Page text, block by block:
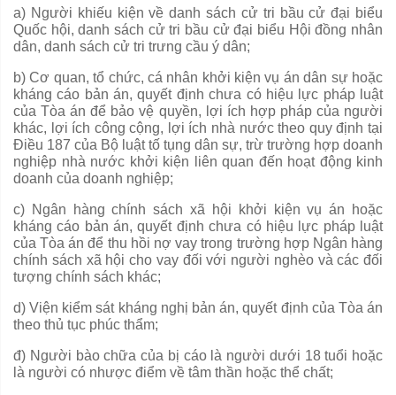
a) Người khiếu kiện về danh sách cử tri bầu cử đại biểu
Quốc hội, danh sách cửtri bầu cử đại biểu Hội đồng nhân
dân, danh sách cử tri trưng cầu ý dân;
b) Cơ quan, tổ chức, cá nhân khởi kiện vụ án dân sự hoặc
kháng cáo bản án,quyết định chưa có hiệu lực pháp luật
của Tòa án để bảo vệ quyền, ợi ích hợp pháp củangười
khác, lợi ích công cộng, lợi ích nhà nước theo quy định tại
Điều 187 của Bộ luật tố tụng dân sự, trừ trường hợp doanh
nghiệp nhà nước khởi kiện liên quan đến hoạt động kinh
doanh của doanh nghiệp;
c) Ngân hàng chính sách xã hội khởi kiện vụ án hoặc
kháng cáo bản án, quyết định chưa có hiệu lực pháp luật
của Tòa án để thu hồi nợ vay trong trường hợp Ngân hàng
chính sách xã hội cho vay đối với người nghèo và các đối
tượng chính sách khác;
d) Viện kiểm sát kháng nghị bản án, quyết định của Tòa án
theo thủ tục phúc thẩm;
đ) Người bào chữa của bị cáo là người dưới 18 tuổi hoặc
là người có nhược điểm về tâm thần hoặc thể chất;